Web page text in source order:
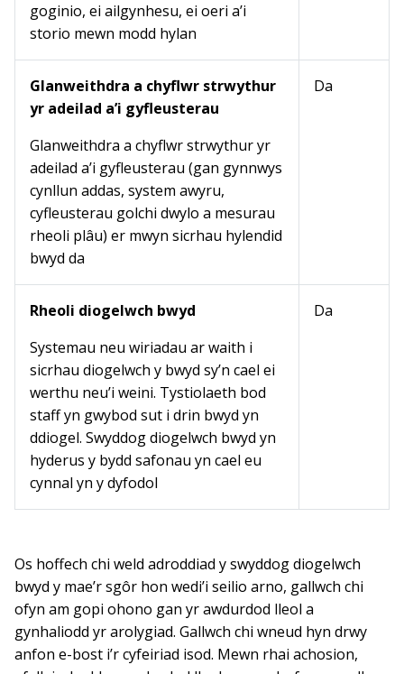
goginio, ei ailgynhesu, ei oeri a’i
storio mewn modd hylan
Glanweithdra a chyflwr strwythur
yr adeilad a’i gyfleusterau
Glanweithdra a chyflwr strwythur yr
adeilad a’i gyfleusterau (gan gynnwys
cynllun addas, system awyru,
cyfleusterau golchi dwylo a mesurau
rheoli plâu) er mwyn sicrhau hylendid
bwyd da
Da
Rheoli diogelwch bwyd
Systemau neu wiriadau ar waith i
sicrhau diogelwch y bwyd sy’n cael ei
werthu neu’i weini. Tystiolaeth bod
staff yn gwybod sut i drin bwyd yn
ddiogel. Swyddog diogelwch bwyd yn
hyderus y bydd safonau yn cael eu
cynnal yn y dyfodol
Da
Os hoffech chi weld adroddiad y swyddog diogelwch
bwyd y mae’r sgôr hon wedi’i seilio arno, gallwch chi
ofyn am gopi ohono gan yr awdurdod lleol a
gynhaliodd yr arolygiad. Gallwch chi wneud hyn drwy
anfon e-bost i’r cyfeiriad isod. Mewn rhai achosion,